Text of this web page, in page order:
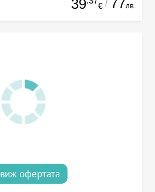
39 € / лв.
виж офертата